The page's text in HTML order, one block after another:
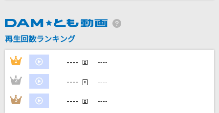
嵐(アラシ)
[生音]桜
コブクロ
Starting Now ～新しい私へ
清水美依紗
再生回数ランキング
1 ---- 回 ----
2 ---- 回 ----
3 ---- 回 ----